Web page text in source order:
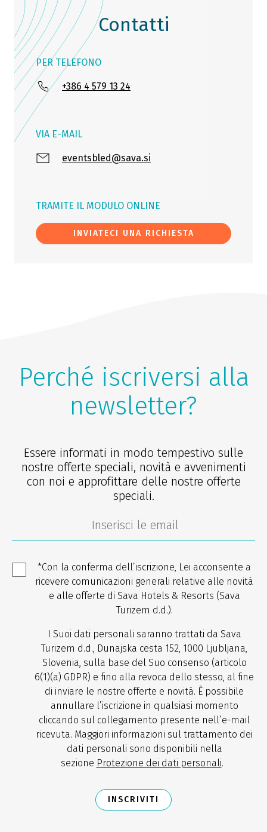
Contatti
PER TELEFONO
+386 4 579 13 24
VIA E-MAIL
eventsbled@sava.si
TRAMITE IL MODULO ONLINE
INVIATECI UNA RICHIESTA
Perché iscriversi alla
newsletter?
Essere informati in modo tempestivo sulle
nostre offerte speciali, novità e avvenimenti
con noi e approfittare delle nostre offerte
speciali.
*Con la conferma dell’iscrizione, Lei acconsente a
ricevere comunicazioni generali relative alle novità
e alle offerte di Sava Hotels & Resorts (Sava
Turizem d.d.).
I Suoi dati personali saranno trattati da Sava
Turizem d.d., Dunajska cesta 152, 1000 Ljubljana,
Slovenia, sulla base del Suo consenso (articolo
6(1)(a) GDPR) e fino alla revoca dello stesso, al fine
di inviare le nostre offerte e novità. È possibile
annullare l’iscrizione in qualsiasi momento
cliccando sul collegamento presente nell’e-mail
ricevuta. Maggiori informazioni sul trattamento dei
dati personali sono disponibili nella
sezione Protezione dei dati personali.
INSCRIVITI